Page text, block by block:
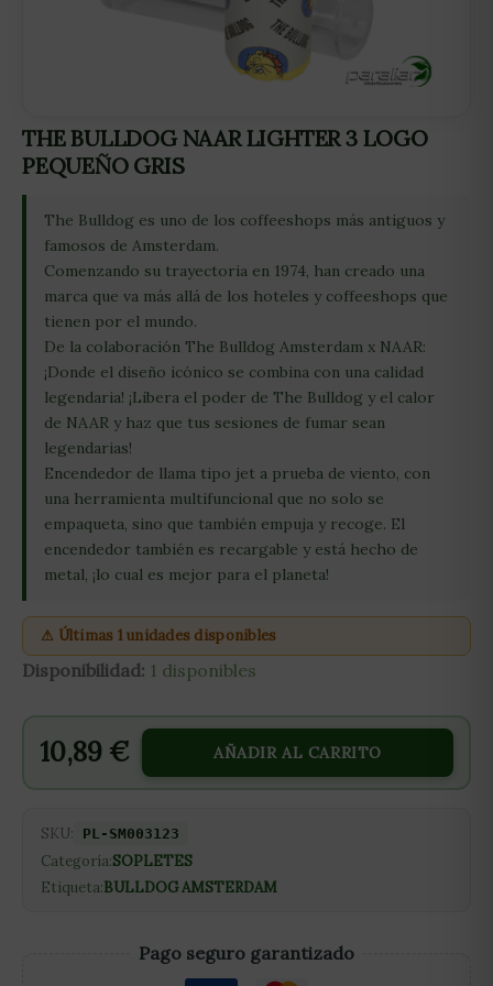
THE BULLDOG NAAR LIGHTER 3 LOGO
PEQUEÑO GRIS
The Bulldog es uno de los coffeeshops más antiguos y
famosos de Amsterdam.
Comenzando su trayectoria en 1974, han creado una
marca que va más allá de los hoteles y coffeeshops que
tienen por el mundo.
De la colaboración The Bulldog Amsterdam x NAAR:
¡Donde el diseño icónico se combina con una calidad
legendaria! ¡Libera el poder de The Bulldog y el calor
de NAAR y haz que tus sesiones de fumar sean
legendarias!
Encendedor de llama tipo jet a prueba de viento, con
una herramienta multifuncional que no solo se
empaqueta, sino que también empuja y recoge. El
encendedor también es recargable y está hecho de
metal, ¡lo cual es mejor para el planeta!
⚠ Últimas 1 unidades disponibles
Disponibilidad: 1 disponibles
10,89 € AÑADIR AL CARRITO
SKU: PL-SM003123
Categoría:SOPLETES
Etiqueta:BULLDOG AMSTERDAM
Pago seguro garantizado